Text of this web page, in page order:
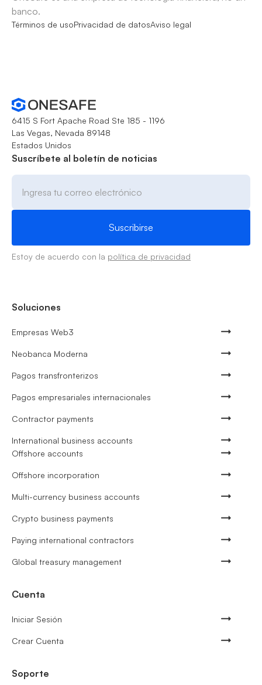
banco.
Términos de usoPrivacidad de datosAviso legal
6415 S Fort Apache Road Ste 185 - 1196
Las Vegas, Nevada 89148
Estados Unidos
Suscríbete al boletín de noticias
Estoy de acuerdo con la política de privacidad
Soluciones
Empresas Web3
Neobanca Moderna
Pagos transfronterizos
Pagos empresariales internacionales
Contractor payments
International business accounts
Offshore accounts
Offshore incorporation
Multi-currency business accounts
Crypto business payments
Paying international contractors
Global treasury management
Cuenta
Iniciar Sesión
Crear Cuenta
Soporte